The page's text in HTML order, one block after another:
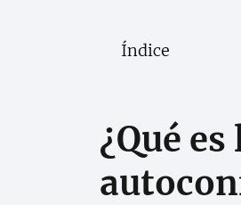
Índice
¿Qué